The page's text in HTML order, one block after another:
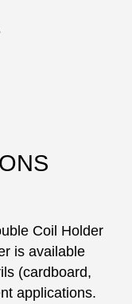
Coil Holder
is available
(cardboard,
applications.